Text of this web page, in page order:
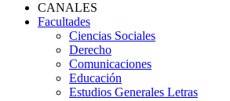
CANALES
Facultades
Ciencias Sociales
Derecho
Comunicaciones
Educación
Estudios Generales Letras